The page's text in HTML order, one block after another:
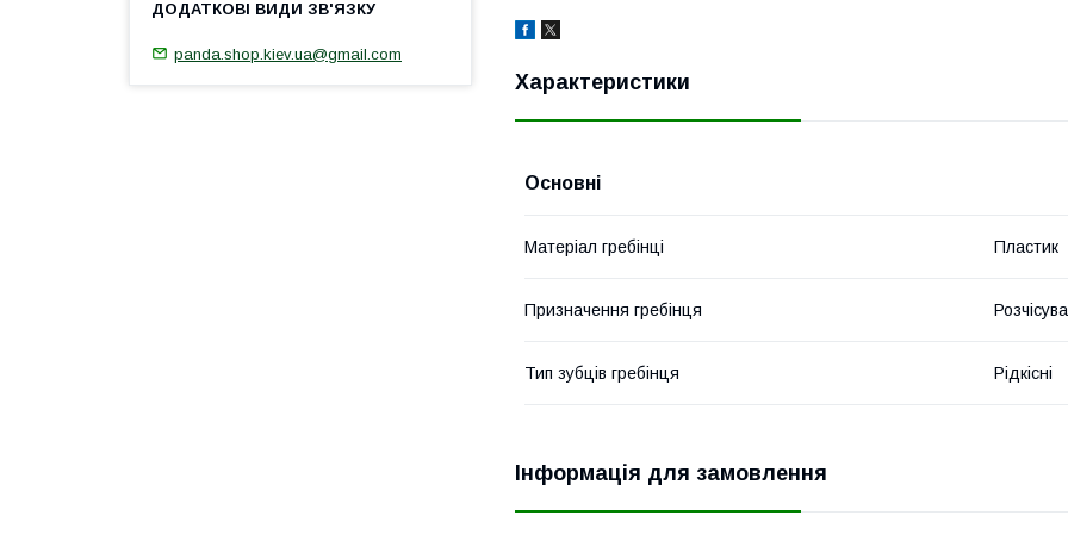
Характеристики
Основні
Матеріал гребінці Пластик
Призначення гребінця
Тип зубців гребінця Рідкісні
Інформація для замовлення
panda.shop.kiev.ua@gmail.com